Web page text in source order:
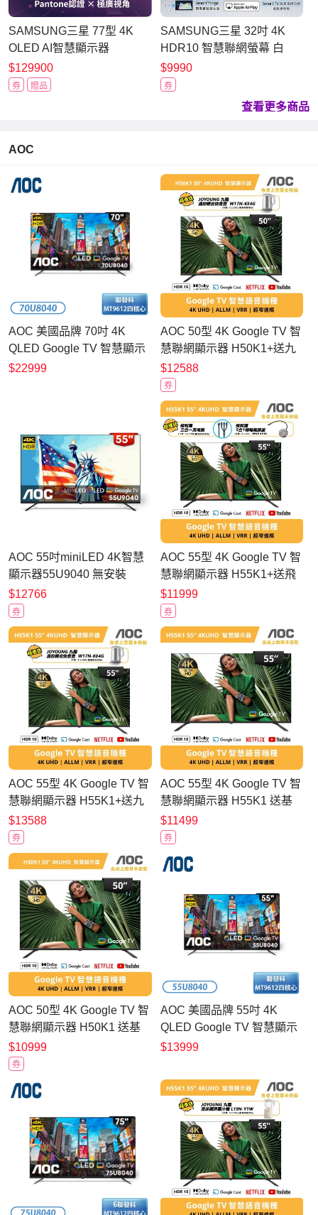
SAMSUNG三星 77型 4K
OLED AI智慧顯示器
QA77S95FAXXZW 含壁掛
安裝
$129900
券 贈品
SAMSUNG三星 32吋 4K
HDR10 智慧聯網螢幕 白
S32FM703UC
$9990
券
查看更多商品
AOC
AOC 美國品牌 70吋 4K
QLED Google TV 智慧顯示
器 70U8040【不含安裝】
$22999
AOC 50型 4K Google TV 智
慧聯網顯示器 H50K1+送九
陽U型溫控輕音快煮壺
W17N-KE4G
$12588
券
AOC 55吋miniLED 4K智慧
顯示器55U9040 無安裝
$12766
券
AOC 55型 4K Google TV 智
慧聯網顯示器 H55K1+送飛
利浦3C線材禮包組
$11999
券
AOC 55型 4K Google TV 智
慧聯網顯示器 H55K1+送九
陽U型輕音快煮壺W17N-
KE4G
$13588
券
AOC 55型 4K Google TV 智
慧聯網顯示器 H55K1 送基
本安裝
$11499
券
AOC 50型 4K Google TV 智
慧聯網顯示器 H50K1 送基
本安裝
$10999
券
AOC 美國品牌 55吋 4K
QLED Google TV 智慧顯示
器 55U8040【不含安裝】
$13999